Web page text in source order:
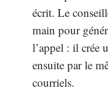
écrit. Le
main pour
l’appel : il crée
ensuite par le
courriels.